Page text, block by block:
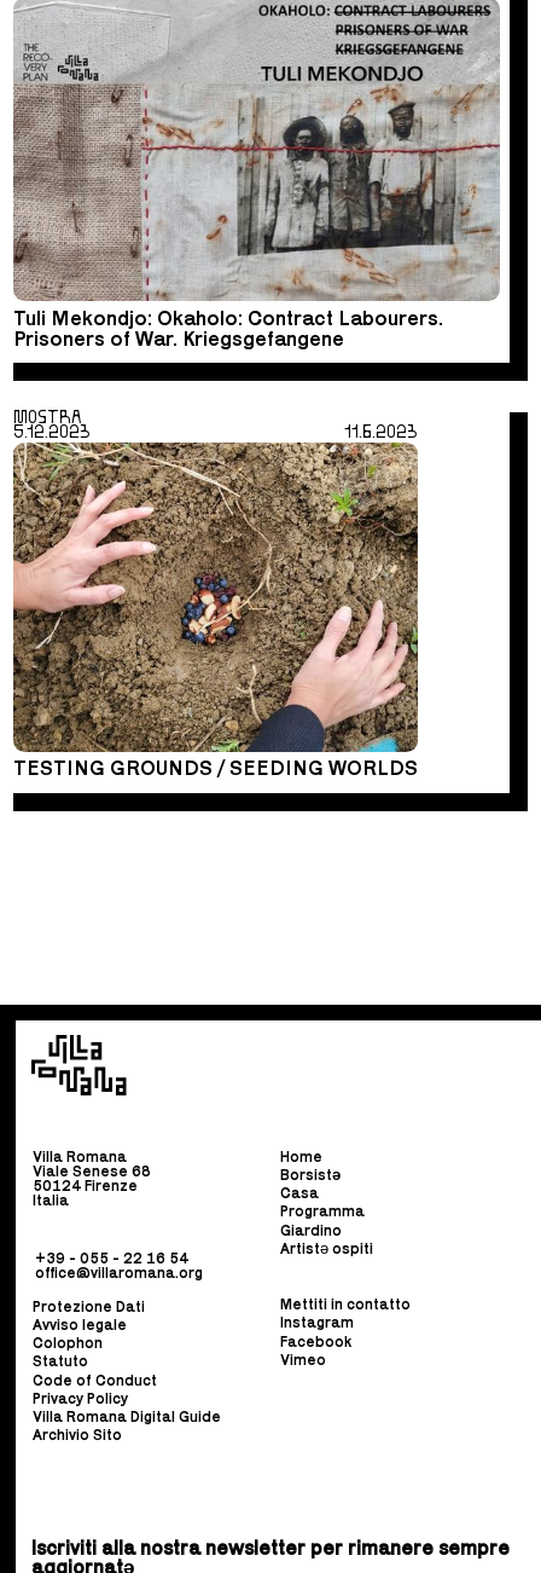
Tuli Mekondjo: Okaholo: Contract Labourers.
Prisoners of War. Kriegsgefangene
MOSTRA
5.12.2023
11.6.2023
TESTING GROUNDS / SEEDING WORLDS
Villa Romana
Viale Senese 68
50124 Firenze
Italia
+39 - 055 - 22 16 54
office@villaromana.org
Home
Borsistə
Casa
Programma
Giardino
Artistə ospiti
Protezione Dati
Avviso legale
Colophon
Statuto
Code of Conduct
Privacy Policy
Villa Romana Digital Guide
Archivio Sito
Mettiti in contatto
Instagram
Facebook
Vimeo
Iscriviti alla nostra newsletter per rimanere sempre
aggiornatə